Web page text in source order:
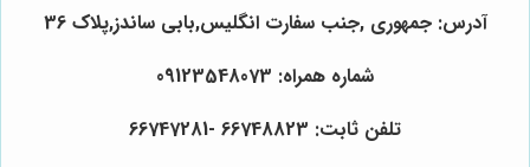
آدرس: جمهوری ,جنب سفارت انگلیس,بابی ساندز,پلاک 36
شماره همراه: 09123548073
تلفن ثابت: 66748823 -66747281